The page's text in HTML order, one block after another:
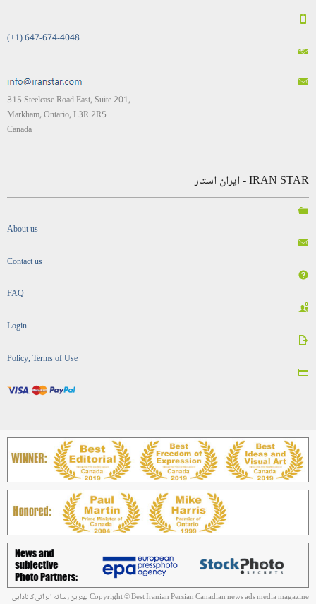
(+1) 647-674-4048
315 Steelcase Road East, Suite 201,
Markham, Ontario, L3R 2R5
Canada
IRAN STAR - ایران استار
About us
Contact us
FAQ
Login
Policy, Terms of Use
Copyright © Best Iranian Persian Canadian news ads media magazine بهترین رسانه ایرانی کانادایی